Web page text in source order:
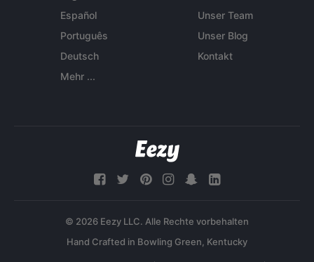
Español
Português
Deutsch
Mehr ...
Unser Team
Unser Blog
Kontakt
© 2026 Eezy LLC. Alle Rechte vorbehalten